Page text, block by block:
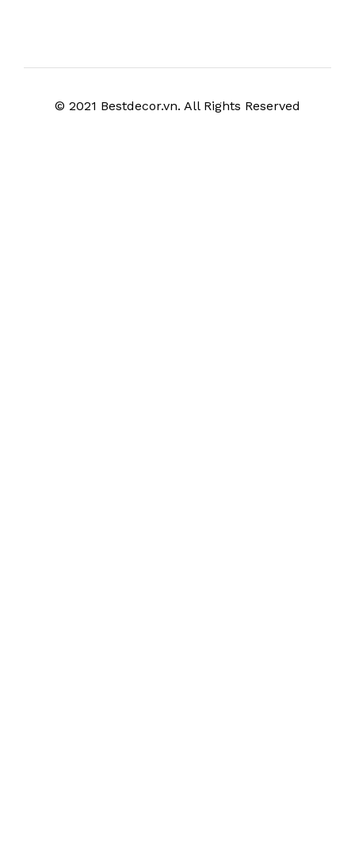
© 2021 Bestdecor.vn. All Rights Reserved